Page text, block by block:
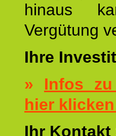
hinaus
Vergütung
Ihre
» Infos
hier
Ihr Kontakt